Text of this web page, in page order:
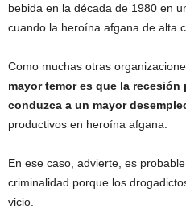
bebida en la década de 1980 en
cuando la heroína afgana de alta
Como muchas otras
mayor temor es que la
conduzca a un mayor
productivos en heroína afgana.
En ese caso, advierte, es
criminalidad porque los
vicio.